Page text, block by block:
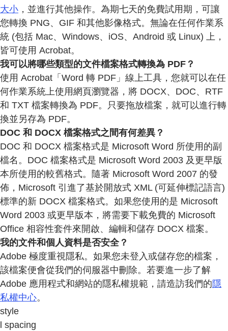
大小 ，並進行其他操作。為期七天的免費試用期，可讓
您轉換 PNG、GIF 和其他影像格式。無論在任何作業系
統 (包括 Mac、Windows、iOS、Android 或 Linux) 上，
皆可使用 Acrobat。
我可以將哪些類型的文件檔案格式轉換為 PDF？
使用 Acrobat「Word 轉 PDF」線上工具，您就可以在任
何作業系統上使用網頁瀏覽器，將 DOCX、DOC、RTF
和 TXT 檔案轉換為 PDF。只要拖放檔案，就可以進行轉
換並另存為 PDF。
DOC 和 DOCX 檔案格式之間有何差異？
DOC 和 DOCX 檔案格式是 Microsoft Word 所使用的副
檔名。DOC 檔案格式是 Microsoft Word 2003 及更早版
本所使用的較舊格式。隨著 Microsoft Word 2007 的發
佈，Microsoft 引進了基於開放式 XML (可延伸標記語言)
標準的新 DOCX 檔案格式。如果您使用的是 Microsoft
Word 2003 或更早版本，將需要下載免費的 Microsoft
Office 相容性套件來開啟、編輯和儲存 DOCX 檔案。
我的文件和個人資料是否安全？
Adobe 極度重視隱私。如果您未登入或儲存您的檔案，
該檔案便會從我們的伺服器中刪除。若要進一步了解
Adobe 應用程式和網站的隱私權規範，請造訪我們的 隱
私權中心。
style
l spacing